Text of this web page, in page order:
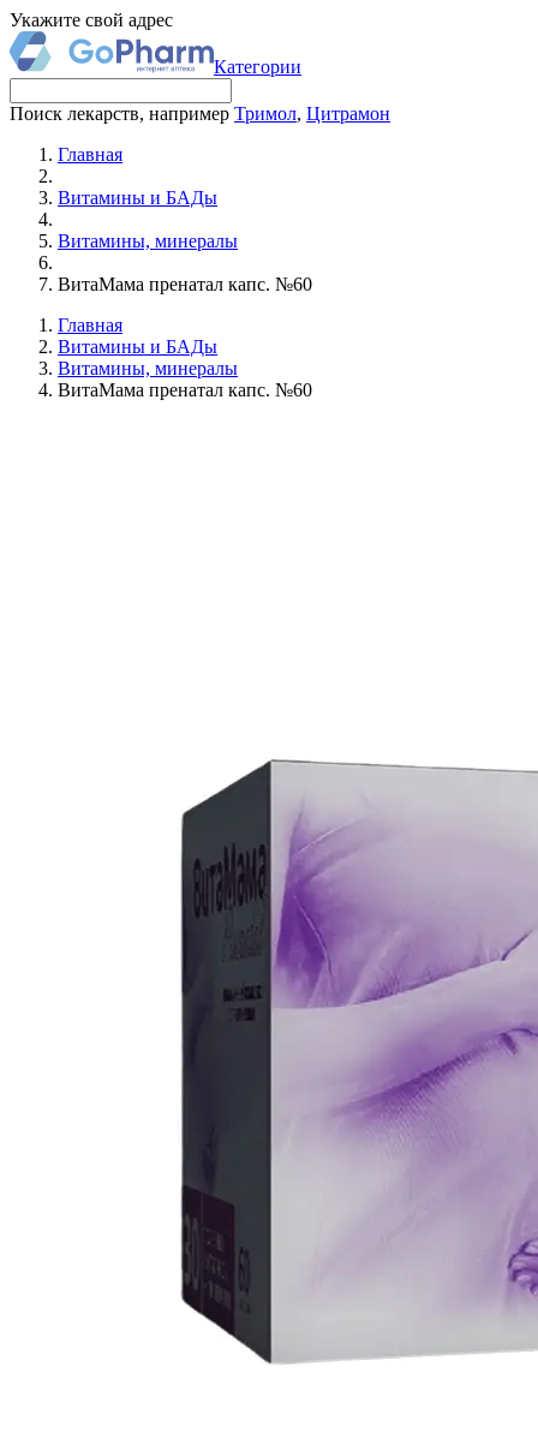
Укажите свой адрес
Категории
Поиск лекарств, например Тримол, Цитрамон
Главная
Витамины и БАДы
Витамины, минералы
ВитаМама пренатал капс. №60
Главная
Витамины и БАДы
Витамины, минералы
ВитаМама пренатал капс. №60